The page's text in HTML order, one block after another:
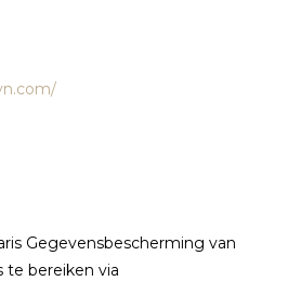
Gegevensbescherming van
te bereiken via